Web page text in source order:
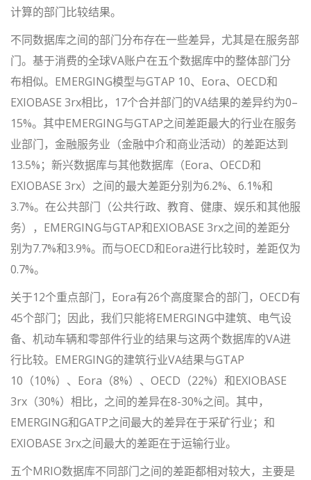
计算的部门比较结果。
不同数据库之间的部门分布存在一些差异，尤其是在服务部
门。基于消费的全球VA账户在五个数据库中的整体部门分
布相似。EMERGING模型与GTAP 10、Eora、OECD和
EXIOBASE 3rx相比，17个合并部门的VA结果的差异约为0–
15%。其中EMERGING与GTAP之间差距最大的行业在服务
业部门，金融服务业（金融中介和商业活动）的差距达到
13.5%；新兴数据库与其他数据库（Eora、OECD和
EXIOBASE 3rx）之间的最大差距分别为6.2%、6.1%和
3.7%。在公共部门（公共行政、教育、健康、娱乐和其他服
务），EMERGING与GTAP和EXIOBASE 3rx之间的差距分
别为7.7%和3.9%。而与OECD和Eora进行比较时，差距仅为
0.7%。
关于12个重点部门，Eora有26个高度聚合的部门，OECD有
45个部门；因此，我们只能将EMERGING中建筑、电气设
备、机动车辆和零部件行业的结果与这两个数据库的VA进
行比较。EMERGING的建筑行业VA结果与GTAP
10（10%）、Eora（8%）、OECD（22%）和EXIOBASE
3rx（30%）相比，之间的差异在8-30%之间。其中，
EMERGING和GATP之间最大的差异在于采矿行业；和
EXIOBASE 3rx之间最大的差距在于运输行业。
五个MRIO数据库不同部门之间的差距都相对较大，主要是